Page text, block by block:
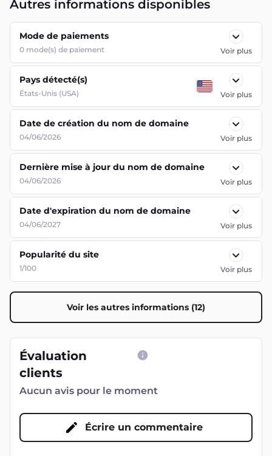
Autres informations disponibles
Mode de paiements
0 mode(s) de paiement Voir plus
Pays détecté(s)
États-Unis (USA) Voir plus
Date de création du nom de domaine
04/06/2026 Voir plus
Dernière mise à jour du nom de domaine
04/06/2026 Voir plus
Date d'expiration du nom de domaine
04/06/2027 Voir plus
Popularité du site
1/100 Voir plus
Voir les autres informations (12)
Évaluation
clients
Aucun avis pour le moment
Écrire un commentaire